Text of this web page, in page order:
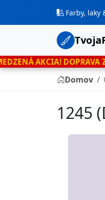
Farby,
DOPRAVA ZADARMO
Domov
1245